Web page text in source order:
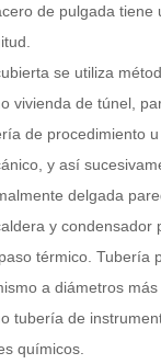
de pulgada tiene
se utiliza
vivienda de túnel,
de procedimiento
y así
delgada
y condensador
térmico. Tubería
a diámetros
tubería de
químicos.